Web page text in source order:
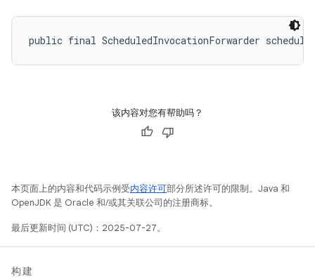
public final ScheduledInvocationForwarder
该内容对您有帮助吗？
本页面上的内容和代码示例受内容许可部分所述许可的限制。Java 和
OpenJDK 是 Oracle 和/或其关联公司的注册商标。
最后更新时间 (UTC)：2025-07-27。
构建